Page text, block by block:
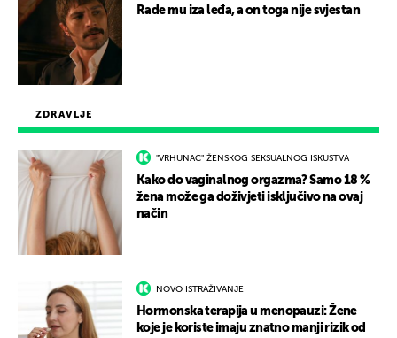
ZDRAVLJE
"VRHUNAC" ŽENSKOG SEKSUALNOG ISKUSTVA
Kako do vaginalnog orgazma? Samo 18 %
žena može ga doživjeti isključivo na ovaj
način
NOVO ISTRAŽIVANJE
Hormonska terapija u menopauzi: Žene
koje je koriste imaju znatno manji rizik od
Rade mu iza leđa, a on toga nije svjestan